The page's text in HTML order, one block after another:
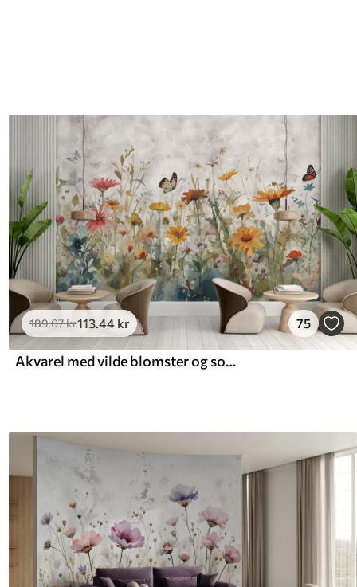
189.07kr113.44 kr 75
Akvarel med vilde blomster og sommerfugle